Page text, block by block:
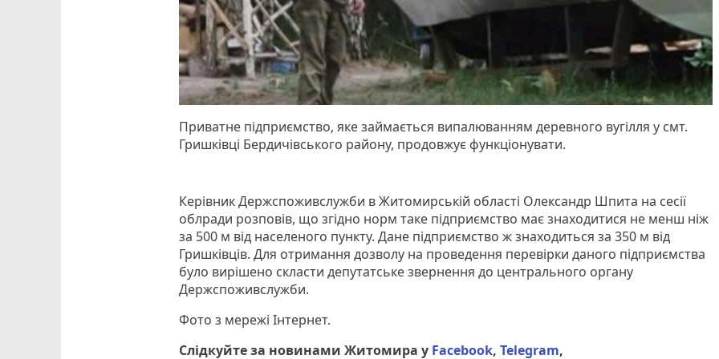
Приватне підприємство, яке займається випалюванням деревного вугілля у смт.
Гришківці Бердичівського району, продовжує функціонувати.
Керівник Держспоживслужби в Житомирській області Олександр Шпита на сесії
облради розповів, що згідно норм таке підприємство має знаходитися не менш ніж
за 500 м від населеного пункту. Дане підприємство ж знаходиться за 350 м від
Гришківців. Для отримання дозволу на проведення перевірки даного підприємства
було вирішено скласти депутатське звернення до центрального органу
Держспоживслужби.
Фото з мережі Інтернет.
Слідкуйте за новинами Житомира у Facebook,Telegram,